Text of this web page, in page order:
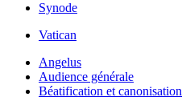
Synode
Vatican
Angelus
Audience générale
Béatification et canonisation